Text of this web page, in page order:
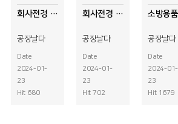
회사전경 드론사진
공장날다
Date
2024-01-
23
Hit 680
회사전경 드론사진
공장날다
Date
2024-01-
23
Hit 702
공장날다
Date
2024-01-
23
Hit 1679